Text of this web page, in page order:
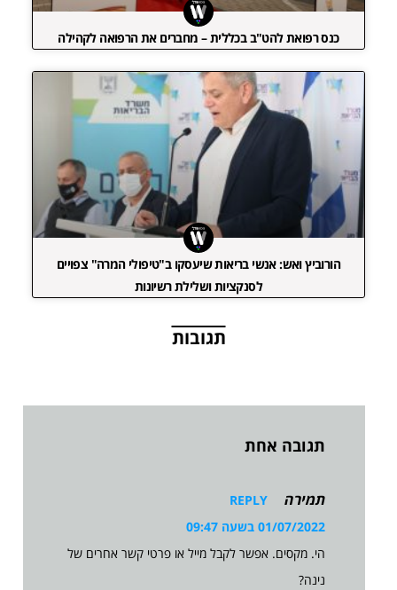
כנס רפואת להט"ב בכללית – מחברים את הרפואה לקהילה
הורוביץ ואש: אנשי בריאות שיעסקו ב"טיפולי המרה" צפויים
לסנקציות ושלילת רשיונות
תגובות
תגובה אחת
תמירה
REPLY
01/07/2022 בשעה 09:47
הי. מקסים. אפשר לקבל מייל או פרטי קשר אחרים של
נינה?